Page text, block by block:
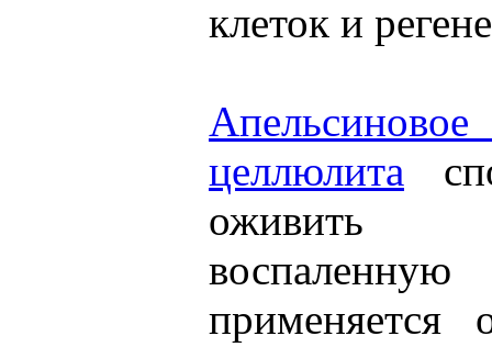
клеток и
целлюлита
оживить